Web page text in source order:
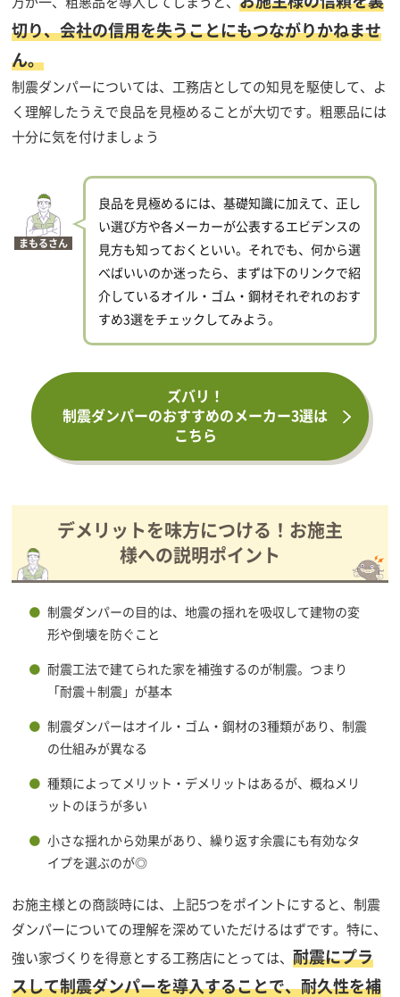
切り、会社の信用を失うことにもつながりかねませ
ん。
制震ダンパーについては、工務店としての知見を駆使して、よ
く理解したうえで良品を見極めることが大切です。粗悪品には
十分に気を付けましょう
まもるさん
良品を見極めるには、基礎知識に加えて、正し
い選び方や各メーカーが公表するエビデンスの
見方も知っておくといい。それでも、何から選
べばいいのか迷ったら、まずは下のリンクで紹
介しているオイル・ゴム・鋼材それぞれのおす
すめ3選をチェックしてみよう。
ズバリ！
制震ダンパーのおすすめのメーカー3選は
こちら
デメリットを味方につける！お施主
様への説明ポイント
制震ダンパーの目的は、地震の揺れを吸収して建物の変
形や倒壊を防ぐこと
耐震工法で建てられた家を補強するのが制震。つまり
「耐震＋制震」が基本
制震ダンパーはオイル・ゴム・鋼材の3種類があり、制震
の仕組みが異なる
種類によってメリット・デメリットはあるが、概ねメリ
ットのほうが多い
小さな揺れから効果があり、繰り返す余震にも有効なタ
イプを選ぶのが◎
お施主様との商談時には、上記5つをポイントにすると、制震
ダンパーについての理解を深めていただけるはずです。特に、
強い家づくりを得意とする工務店にとっては、耐震にプラ
スして制震ダンパーを導入することで、耐久性を補